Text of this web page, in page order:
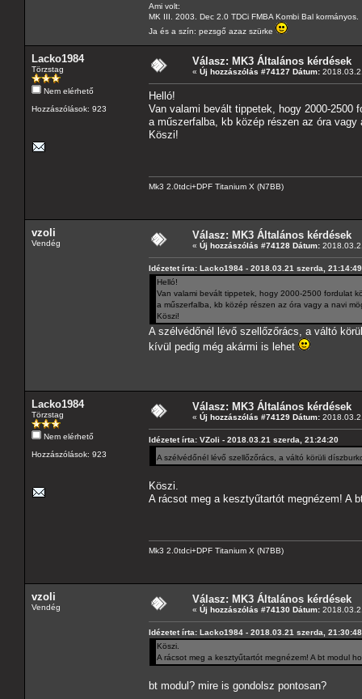
Ami volt:
MK III. 2003. Dec 2.0 TDCi FMBA Kombi Bal kormányos.
Ja és a szín: pezsgő azaz szürke
Lacko1984
Törzstag
Nem elérhető
Hozzászólások: 923
Válasz: MK3 Általános kérdések
« Új hozzászólás #74127 Dátum:
Helló!
Van valami bevált tippetek, hogy 2000-2500
a műszerfalba, kb közép részen az óra vagy
Köszi!
Mk3 2.0tdci+DPF Titanium X (N7BB)
vzoli
Vendég
Válasz: MK3 Általános kérdések
« Új hozzászólás #74128 Dátum:
Idézetet írta: Lacko1984 - 2018.03.21 szerda, 21:14:49
Helló!
Van valami bevált tippetek, hogy 2000-2500 fordulat
a műszerfalba, kb közép részen az óra vagy a navi
Köszi!
A szélvédőnél lévő szellőzőrács, a váltó
kívül pedig még akármi is lehet
Lacko1984
Törzstag
Nem elérhető
Hozzászólások: 923
Válasz: MK3 Általános kérdések
« Új hozzászólás #74129 Dátum:
Idézetet írta: VZoli - 2018.03.21 szerda, 21:24:20
A szélvédőnél lévő szellőzőrács, a váltó körüli
Köszi.
A rácsot meg a kesztyűtartót megnézem! A
Mk3 2.0tdci+DPF Titanium X (N7BB)
vzoli
Vendég
Válasz: MK3 Általános kérdések
« Új hozzászólás #74130 Dátum:
Idézetet írta: Lacko1984 - 2018.03.21 szerda, 21:30:48
Köszi.
A rácsot meg a kesztyűtartót megnézem! A bt modul
bt modul? mire is gondolsz pontosan?